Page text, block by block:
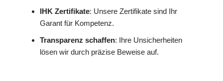
IHK Zertifikate: Unsere Zertifikate sind Ihr
Garant für Kompetenz.
Transparenz schaffen: Ihre Unsicherheiten
lösen wir durch präzise Beweise auf.